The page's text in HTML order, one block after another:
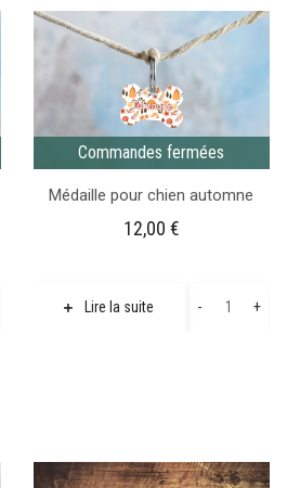
Commandes fermées
Médaille pour chien automne
12,00 €
Lire la suite -
quantité
+